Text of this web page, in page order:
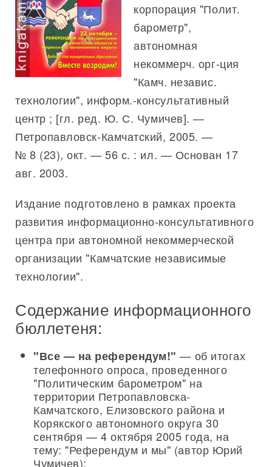
корпорация "Полит.
барометр",
автономная
некоммерч. орг-ция
"Камч. независ.
технологии", информ.-консультативный
центр ; [гл. ред. Ю. С. Чумичев]. —
Петропавловск-Камчатский, 2005. —
№ 8 (23), окт. — 56 с. : ил. — Основан 17
авг. 2003.
Издание подготовлено в рамках проекта
развития информационно-консультативного
центра при автономной некоммерческой
организации "Камчатские независимые
технологии".
Содержание информационного
бюллетеня:
"Все — на референдум!" — об итогах
телефонного опроса, проведенного
"Политическим барометром" на
территории Петропавловска-
Камчатского, Елизовского района и
Корякского автономного округа 30
сентября — 4 октября 2005 года, на
тему: "Референдум и мы" (автор Юрий
Чумичев);